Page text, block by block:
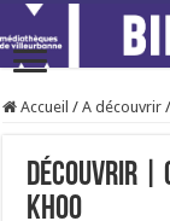
Accueil / A découvrir /
Découvrir |
Khoo